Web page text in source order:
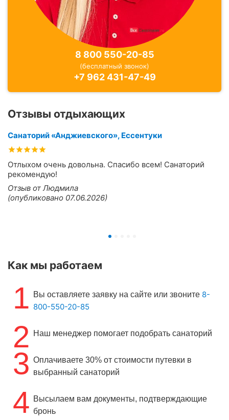
8 800 550-20-85
(бесплатный звонок)
+7 962 431-47-49
Отзывы отдыхающих
Санаторий «Анджиевского», Ессентуки
Отлыхом очень довольна. Спасибо всем! Санаторий
рекомендую!
Отзыв от Людмила
(опубликовано 07.06.2026)
Как мы работаем
1 Вы оставляете заявку на сайте или звоните 8-
800-550-20-85
2 Наш менеджер помогает подобрать санаторий
3 Оплачиваете 30% от стоимости путевки в
выбранный санаторий
4 Высылаем вам документы, подтверждающие
бронь